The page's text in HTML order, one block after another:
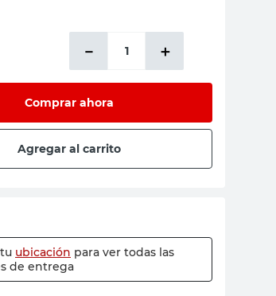
＋
－
Comprar ahora
Agregar al carrito
ubicación para ver todas las
de entrega